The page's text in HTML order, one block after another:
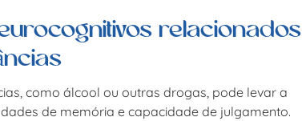
relacionados
como álcool ou outras drogas, pode levar a
de memória e capacidade de julgamento.